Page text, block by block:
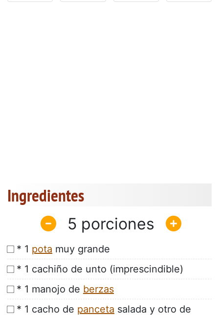
Ingredientes
5
* 1 pota muy grande
* 1 cachiño de unto (imprescindible)
* 1 manojo de berzas
* 1 cacho de panceta salada y otro de